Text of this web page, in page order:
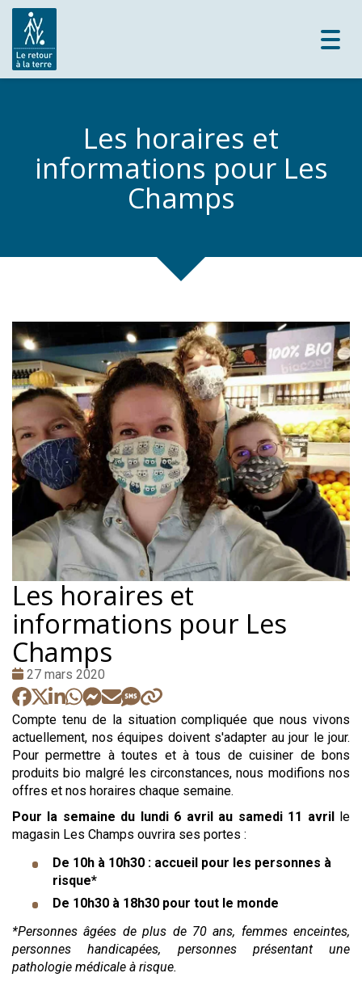
Les horaires et
informations pour Les
Champs
Les horaires et
informations pour Les
Champs
Date
:
27 mars 2020
Compte tenu de la situation compliquée que nous vivons
actuellement, nos équipes doivent s'adapter au jour le jour.
Pour permettre à toutes et à tous de cuisiner de bons
produits bio malgré les circonstances, nous modifions nos
offres et nos horaires chaque semaine.
Pour la semaine du lundi 6 avril au samedi 11 avril le
magasin Les Champs ouvrira ses portes :
De 10h à 10h30 : accueil pour les personnes à
risque*
De 10h30 à 18h30 pour tout le monde
*Personnes âgées de plus de 70 ans, femmes enceintes,
personnes handicapées, personnes présentant une
pathologie médicale à risque.